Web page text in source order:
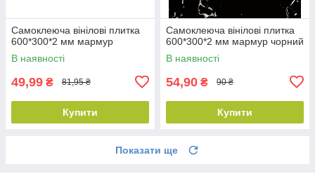
Самоклеюча вінілові плитка
600*300*2 мм мармур
В наявності
49,99 ₴ 81,95 ₴
Купити
Самоклеюча вінілові плитка
600*300*2 мм мармур чорний
В наявності
54,90 ₴ 90 ₴
Купити
Показати ще